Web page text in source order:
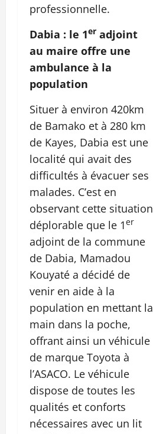
professionnelle.
Dabia : le 1er adjoint
au maire offre une
ambulance à la
population
Situer à environ 420km
de Bamako et à 280 km
de Kayes, Dabia est une
localité qui avait des
difficultés à évacuer ses
malades. C’est en
observant cette situation
déplorable que le 1er
adjoint de la commune
de Dabia, Mamadou
Kouyaté a décidé de
venir en aide à la
population en mettant la
main dans la poche,
offrant ainsi un véhicule
de marque Toyota à
l’ASACO. Le véhicule
dispose de toutes les
qualités et conforts
nécessaires avec un lit